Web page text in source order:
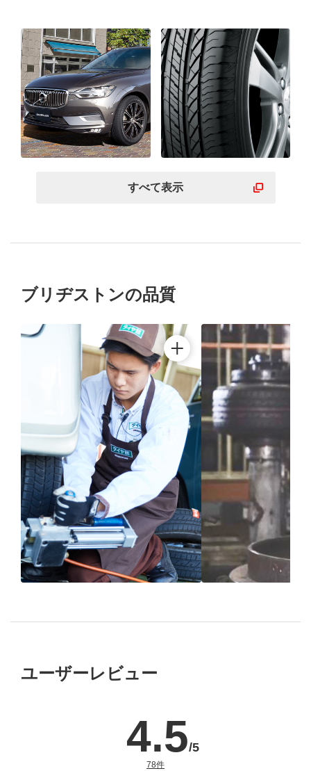
すべて表示
ブリヂストンの品質
ユーザーレビュー
78件のレビュー
4.5/5